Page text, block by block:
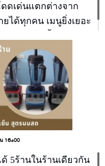
ดเด่นแตกต่างจาก
ได้ทุกคน เมนูยิ่งเยอะ
16400
5ร้านในร้านเดียวกัน